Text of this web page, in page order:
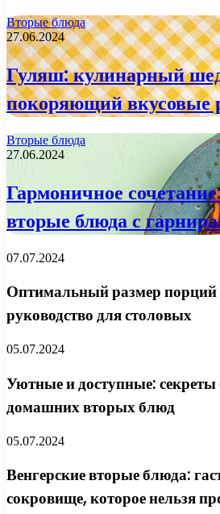
Вторые блюда
27.06.2024
Гуляш: кулинарный
покоряющий вкусовые
Вторые блюда
27.06.2024
Гармоничное
вторые блюда с
07.07.2024
Оптимальный размер порций
руководство для столовых
05.07.2024
Уютные и доступные:
домашних вторых блюд
05.07.2024
Венгерские вторые блюда:
сокровище, которое нельзя